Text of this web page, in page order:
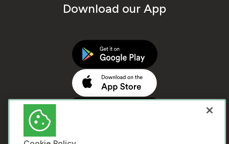
Download our App